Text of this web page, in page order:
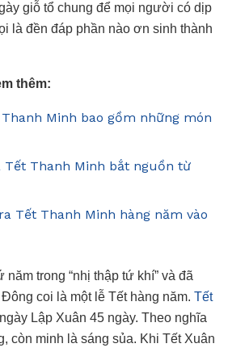
giỗ tổ chung để mọi người có dịp
là đền đáp phần nào ơn sinh thành
thêm:
Minh bao gồm những món
Tết Thanh Minh bắt nguồn từ
Tết Thanh Minh hàng năm vào
trong “nhị thập tứ khí” và đã
coi là một lễ Tết hàng năm. Tết
Lập Xuân 45 ngày. Theo nghĩa
còn minh là sáng sủa. Khi Tết Xuân